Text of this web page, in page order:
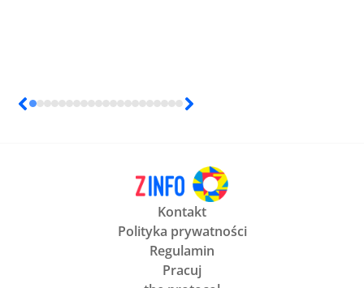
Kontakt
Polityka prywatności
Regulamin
Pracuj